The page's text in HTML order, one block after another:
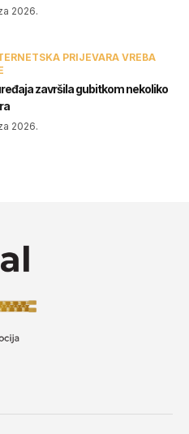
2026.
PRIJEVARA VREBA
završila gubitkom nekoliko
2026.